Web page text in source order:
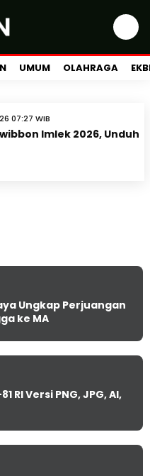
UMUM OLAHRAGA
07:27 WIB
Imlek 2026, Unduh
Ungkap Perjuangan
ke MA
RI Versi PNG, JPG, AI,